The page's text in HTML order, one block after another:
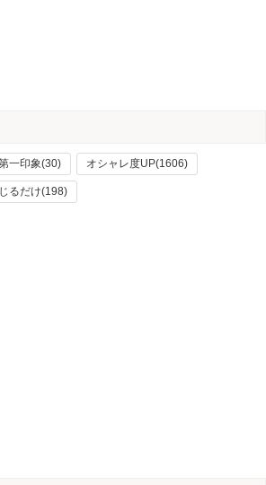
一印象(30) オシャレ度UP(1606)
るだけ(198)